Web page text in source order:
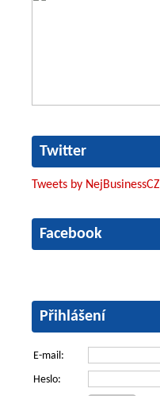
Twitter
Tweets by NejBusinessCZ
Facebook
Přihlášení
E-mail:
Heslo: